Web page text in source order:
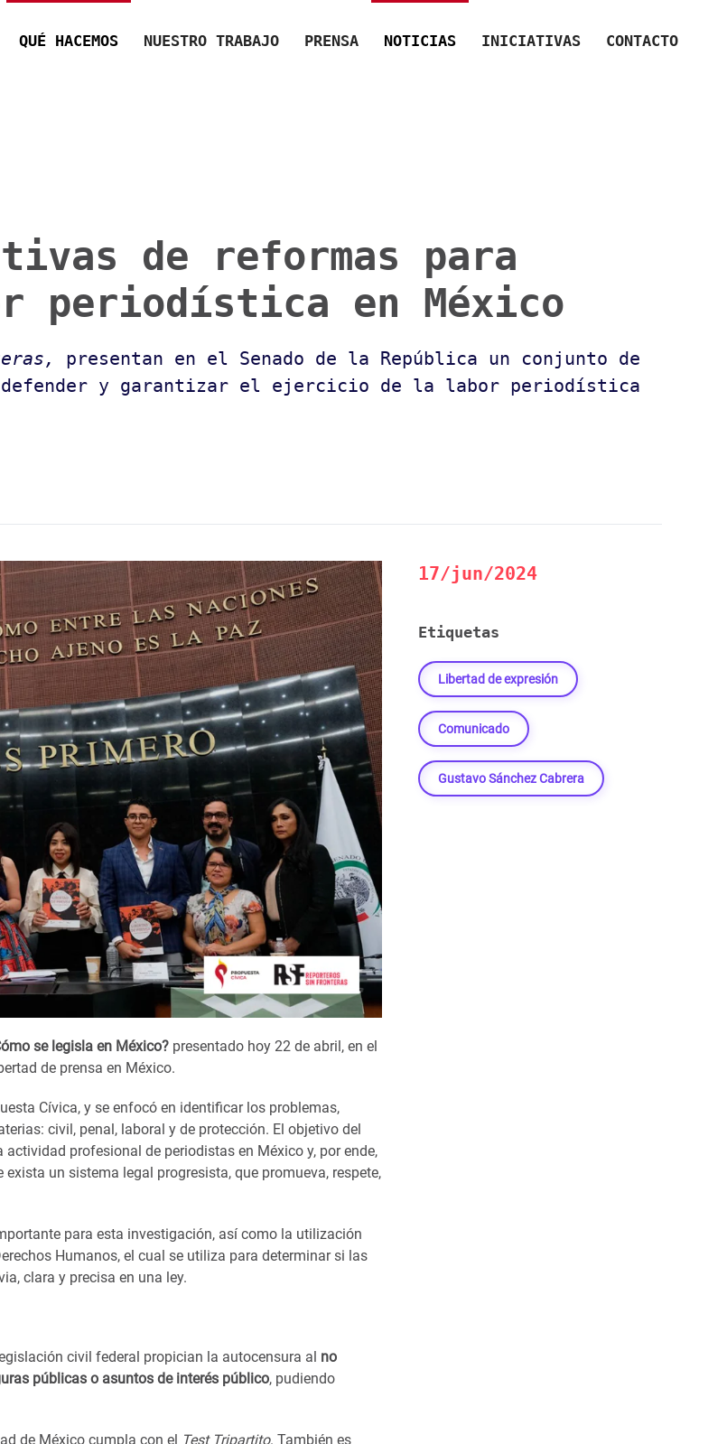
QUÉ HACEMOS NUESTRO TRABAJO PRENSA NOTICIAS INICIATIVAS CONTACTO
de reformas para
periodística en México
presentan en el Senado de la República un conjunto de
defender y garantizar el ejercicio de la labor periodística
se legisla en México? presentado hoy 22 de abril, en el
de prensa en México.
Cívica, y se enfocó en identificar los problemas,
civil, penal, laboral y de protección. El objetivo del
profesional de periodistas en México y, por ende,
un sistema legal progresista, que promueva, respete,
para esta investigación, así como la utilización
Humanos, el cual se utiliza para determinar si las
clara y precisa en una ley.
civil federal propician la autocensura al no
públicas o asuntos de interés público, pudiendo
de México cumpla con el Test Tripartito. También es
17/jun/2024
Etiquetas
Libertad de expresión
Comunicado
Gustavo Sánchez Cabrera